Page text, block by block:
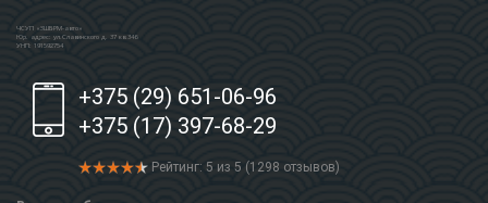
ЧСУП «ЗШБРМ-авто»
Юр. адрес: ул.Славинского д. 37 кв.346
УНП: 191592754
+375 (29) 651-06-96
+375 (17) 397-68-29
Рейтинг: 5 из 5 (1298 отзывов)